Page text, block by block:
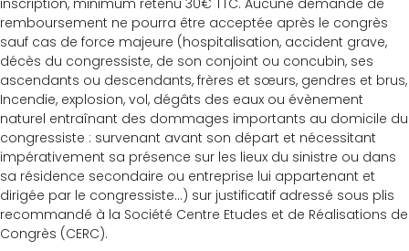
inscription, minimum retenu 30€ TTC. Aucune demande de
remboursement ne pourra être acceptée après le congrès
sauf cas de force majeure (hospitalisation, accident grave,
décès du congressiste, de son conjoint ou concubin, ses
ascendants ou descendants, frères et sœurs, gendres et brus,
Incendie, explosion, vol, dégâts des eaux ou évènement
naturel entraînant des dommages importants au domicile du
congressiste : survenant avant son départ et nécessitant
impérativement sa présence sur les lieux du sinistre ou dans
sa résidence secondaire ou entreprise lui appartenant et
dirigée par le congressiste…) sur justificatif adressé sous plis
recommandé à la Société Centre Etudes et de Réalisations de
Congrès (CERC).